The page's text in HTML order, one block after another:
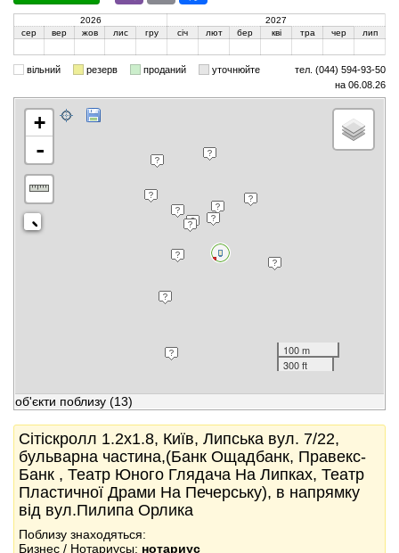
2026
2027
сер
вер жов лис гру січ лют бер кві тра чер лип
вільний резерв проданий уточнюйте
тел. (044) 594-93-50
на 06.08.26
+
-
100 m
300 ft
об'єкти поблизу (13)
Сітіскролл 1.2x1.8, Київ, Липська вул. 7/22,
бульварна частина,(Банк Ощадбанк, Правекс-
Банк , Театр Юного Глядача На Липках, Театр
Пластичної Драми На Печерську), в напрямку
від вул.Пилипа Орлика
Поблизу знаходяться:
Бизнес / Нотариусы: нотариус